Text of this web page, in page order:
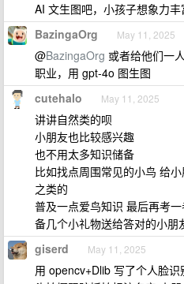
AI 文生图吧，小孩子想象力丰
BazingaOrg May 11, 2025
@BazingaOrg 或者给他们一
职业，用 gpt-4o 图生图
cutehalo May 11, 2025
讲讲自然类的呗
小朋友也比较感兴趣
也不用太多知识储备
比如找点周围常见的小鸟 给
之类的
普及一点爱鸟知识 最后再考
备几个小礼物送给答对的小朋
giserd May 11, 2025
用 opencv+Dlib 写了个人脸